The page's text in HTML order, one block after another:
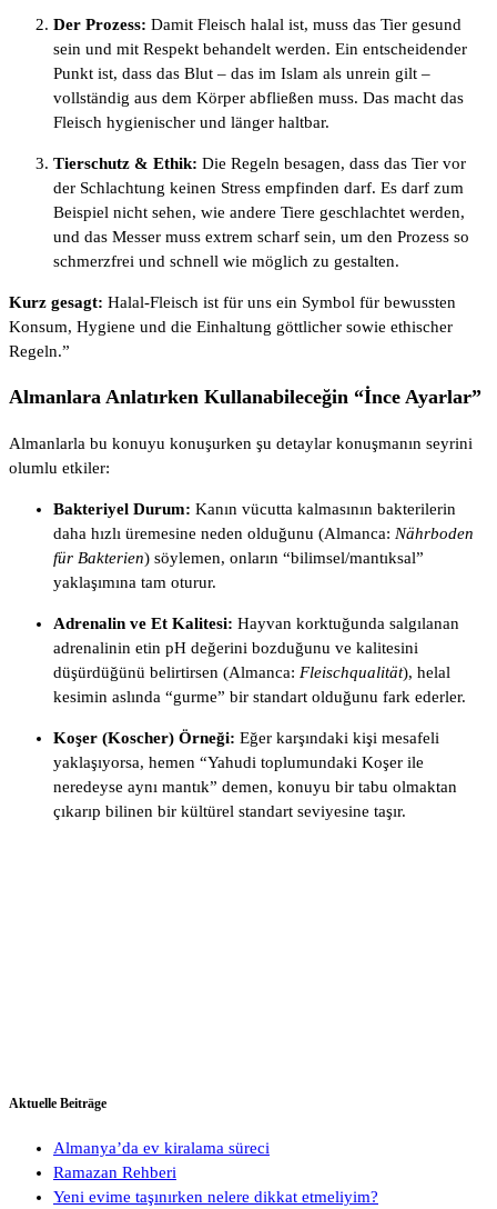
Der Prozess: Damit Fleisch halal ist, muss das Tier gesund
sein und mit Respekt behandelt werden. Ein entscheidender
Punkt ist, dass das Blut – das im Islam als unrein gilt –
vollständig aus dem Körper abfließen muss. Das macht das
Fleisch hygienischer und länger haltbar.
Tierschutz & Ethik: Die Regeln besagen, dass das Tier vor
der Schlachtung keinen Stress empfinden darf. Es darf zum
Beispiel nicht sehen, wie andere Tiere geschlachtet werden,
und das Messer muss extrem scharf sein, um den Prozess so
schmerzfrei und schnell wie möglich zu gestalten.
Kurz gesagt: Halal-Fleisch ist für uns ein Symbol für bewussten
Konsum, Hygiene und die Einhaltung göttlicher sowie ethischer
Regeln.”
Almanlara Anlatırken Kullanabileceğin “İnce Ayarlar”
Almanlarla bu konuyu konuşurken şu detaylar konuşmanın seyrini
olumlu etkiler:
Bakteriyel Durum: Kanın vücutta kalmasının bakterilerin
daha hızlı üremesine neden olduğunu (Almanca: Nährboden
für Bakterien) söylemen, onların “bilimsel/mantıksal”
yaklaşımına tam oturur.
Adrenalin ve Et Kalitesi: Hayvan korktuğunda salgılanan
adrenalinin etin pH değerini bozduğunu ve kalitesini
düşürdüğünü belirtirsen (Almanca: Fleischqualität), helal
kesimin aslında “gurme” bir standart olduğunu fark ederler.
Koşer (Koscher) Örneği: Eğer karşındaki kişi mesafeli
yaklaşıyorsa, hemen “Yahudi toplumundaki Koşer ile
neredeyse aynı mantık” demen, konuyu bir tabu olmaktan
çıkarıp bilinen bir kültürel standart seviyesine taşır.
Aktuelle Beiträge
Almanya’da ev kiralama süreci
Ramazan Rehberi
Yeni evime taşınırken nelere dikkat etmeliyim?